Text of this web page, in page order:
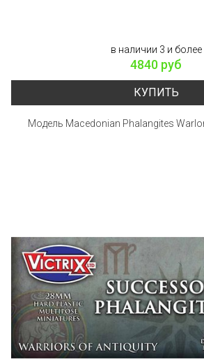
в наличии 3 и более
4840 руб
КУПИТЬ
Модель Macedonian Phalangites